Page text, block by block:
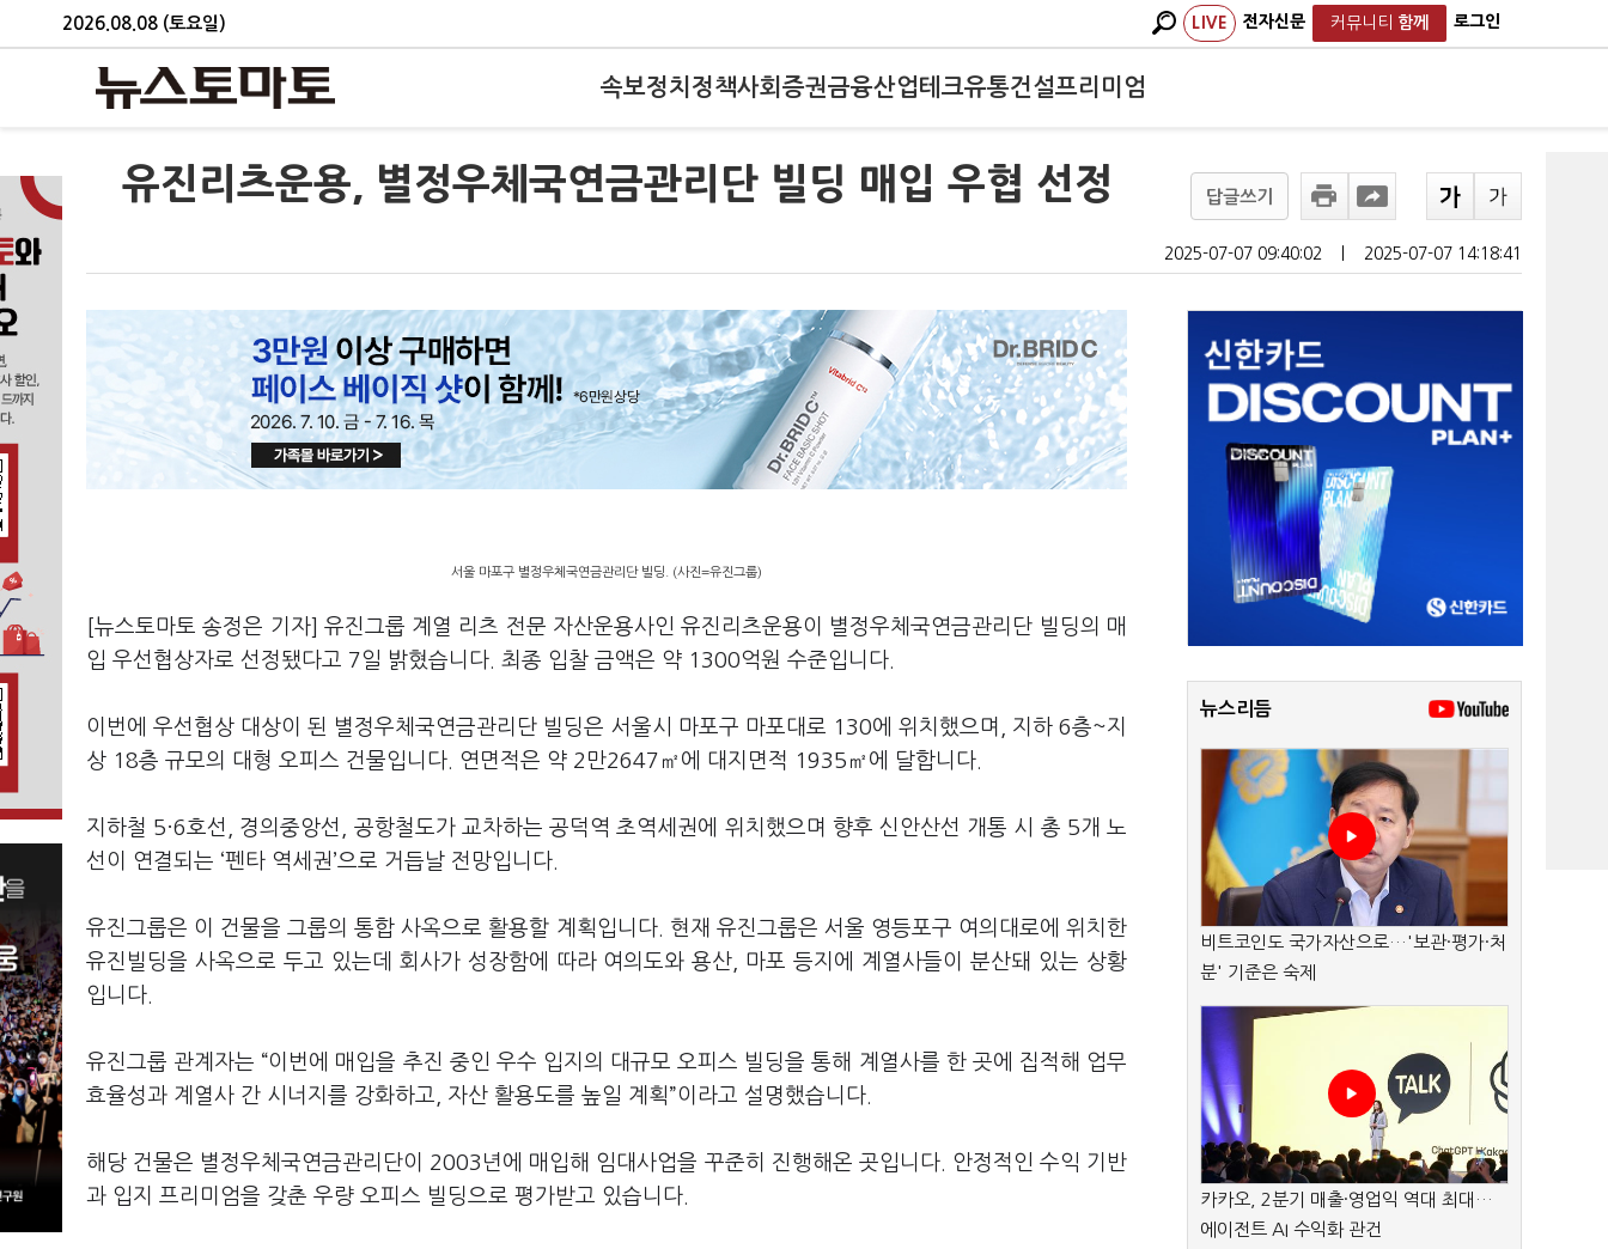
2026.08.08 (토요일) LIVE 전자신문 커뮤니티 함께 로그인
속보정치 정책사회 증권금융산업테크유통건설프리미엄
유진리츠운용, 별정우체국연금관리단 빌딩 매입 우협 선정 답글쓰기
2025-07-07 09:40:02 2025-07-07 14:18:41
서울 마포구 별정우체국연금관리단 빌딩. (사진=유진그룹)
[뉴스토마토 송정은 기자] 유진그룹 계열 리츠 전문 자산운용사인 유진리츠운용이 별정우체국연금관리단 빌딩의 매
입 우선협상자로 선정됐다고 7일 밝혔습니다. 최종 입찰 금액은 약 1300억원 수준입니다.
이번에 우선협상 대상이 된 별정우체국연금관리단 빌딩은 서울시 마포구 마포대로 130에 위치했으며, 지하 6층~지
상 18층 규모의 대형 오피스 건물입니다. 연면적은 약 2만2647㎡에 대지면적 1935㎡에 달합니다.
지하철 5·6호선, 경의중앙선, 공항철도가 교차하는 공덕역 초역세권에 위치했으며 향후 신안산선 개통 시 총 5개 노
선이 연결되는 ‘펜타 역세권’으로 거듭날 전망입니다.
유진그룹은 이 건물을 그룹의 통합 사옥으로 활용할 계획입니다. 현재 유진그룹은 서울 영등포구 여의대로에 위치한
유진빌딩을 사옥으로 두고 있는데 회사가 성장함에 따라 여의도와 용산, 마포 등지에 계열사들이 분산돼 있는 상황
입니다.
유진그룹 관계자는 “이번에 매입을 추진 중인 우수 입지의 대규모 오피스 빌딩을 통해 계열사를 한 곳에 집적해 업무
효율성과 계열사 간 시너지를 강화하고, 자산 활용도를 높일 계획”이라고 설명했습니다.
해당 건물은 별정우체국연금관리단이 2003년에 매입해 임대사업을 꾸준히 진행해온 곳입니다. 안정적인 수익 기반
과 입지 프리미엄을 갖춘 우량 오피스 빌딩으로 평가받고 있습니다.
뉴스리듬
비트코인도 국가자산으로…'보관·평가·처
분' 기준은 숙제
카카오, 2분기 매출·영업익 역대 최대…
에이전트 AI 수익화 관건